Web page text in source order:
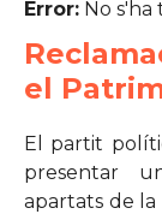
Error: No
el
El partit
presentar
apartats de la